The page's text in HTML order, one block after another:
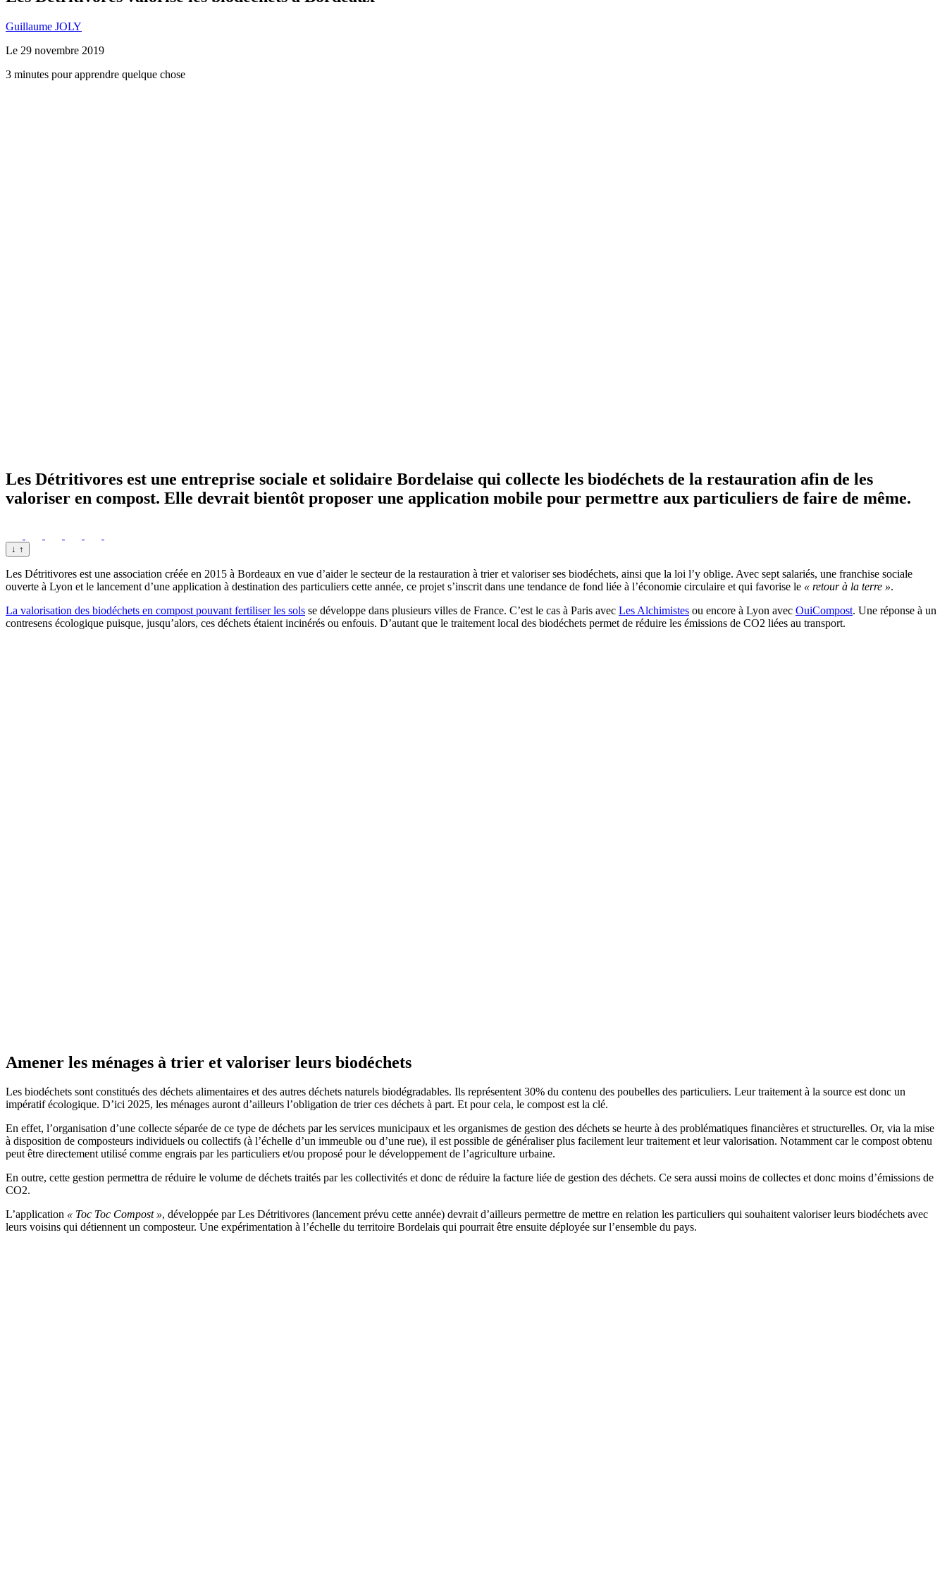
Guillaume JOLY
Le 29 novembre 2019
3 minutes pour apprendre quelque chose
Les Détritivores est une entreprise sociale et solidaire Bordelaise qui collecte les biodéchets de la restauration afin de les
valoriser en compost. Elle devrait bientôt proposer une application mobile pour permettre aux particuliers de faire de même.
↓ ↑
Les Détritivores est une association créée en 2015 à Bordeaux en vue d’aider le secteur de la restauration à trier et valoriser ses biodéchets, ainsi que la loi l’y oblige. Avec sept salariés, une franchise sociale
ouverte à Lyon et le lancement d’une application à destination des particuliers cette année, ce projet s’inscrit dans une tendance de fond liée à l’économie circulaire et qui favorise le « retour à la terre ».
La valorisation des biodéchets en compost pouvant fertiliser les sols se développe dans plusieurs villes de France. C’est le cas à Paris avec Les Alchimistes ou encore à Lyon avec OuiCompost. Une réponse à un
contresens écologique puisque, jusqu’alors, ces déchets étaient incinérés ou enfouis. D’autant que le traitement local des biodéchets permet de réduire les émissions de CO2 liées au transport.
Amener les ménages à trier et valoriser leurs biodéchets
Les biodéchets sont constitués des déchets alimentaires et des autres déchets naturels biodégradables. Ils représentent 30% du contenu des poubelles des particuliers. Leur traitement à la source est donc un
impératif écologique. D’ici 2025, les ménages auront d’ailleurs l’obligation de trier ces déchets à part. Et pour cela, le compost est la clé.
En effet, l’organisation d’une collecte séparée de ce type de déchets par les services municipaux et les organismes de gestion des déchets se heurte à des problématiques financières et structurelles. Or, via la mise
à disposition de composteurs individuels ou collectifs (à l’échelle d’un immeuble ou d’une rue), il est possible de généraliser plus facilement leur traitement et leur valorisation. Notamment car le compost obtenu
peut être directement utilisé comme engrais par les particuliers et/ou proposé pour le développement de l’agriculture urbaine.
En outre, cette gestion permettra de réduire le volume de déchets traités par les collectivités et donc de réduire la facture liée de gestion des déchets. Ce sera aussi moins de collectes et donc moins d’émissions de
CO2.
L’application « Toc Toc Compost », développée par Les Détritivores (lancement prévu cette année) devrait d’ailleurs permettre de mettre en relation les particuliers qui souhaitent valoriser leurs biodéchets avec
leurs voisins qui détiennent un composteur. Une expérimentation à l’échelle du territoire Bordelais qui pourrait être ensuite déployée sur l’ensemble du pays.